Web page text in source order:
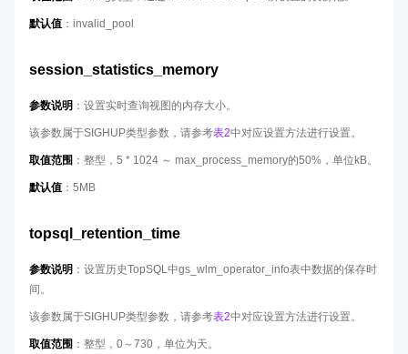
默认值 ：invalid_pool
session_statistics_memory
参数说明 ：设置实时查询视图的内存大小。
该参数属于SIGHUP类型参数，请参考表2中对应设置方法进行设置。
取值范围 ：整型，5 * 1024 ～ max_process_memory的50%，单位kB。
默认值 ：5MB
topsql_retention_time
参数说明 ：设置历史TopSQL中gs_wlm_operator_info表中数据的保存时
间。
该参数属于SIGHUP类型参数，请参考表2中对应设置方法进行设置。
取值范围 ：整型，0～730，单位为天。